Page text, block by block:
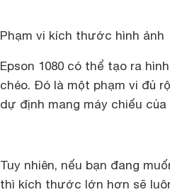
Phạm vi kích thước hình ảnh
Epson 1080 có thể tạo ra
chéo. Đó là một phạm vi đủ
dự định mang máy chiếu
Tuy nhiên, nếu bạn đang
thì kích thước lớn hơn sẽ